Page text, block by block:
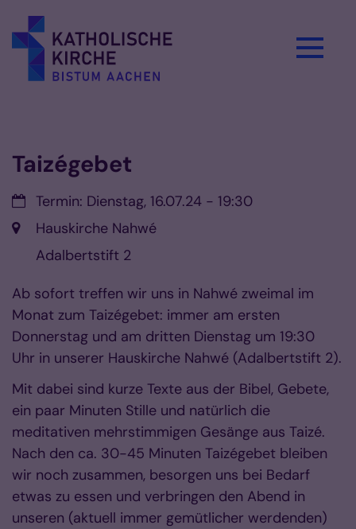
Taizégebet
Datum:Termin: Dienstag, 16.07.24 - 19:30
Ort: Hauskirche Nahwé
Adalbertstift 2
Ab sofort treffen wir uns in Nahwé zweimal im
Monat zum Taizégebet: immer am ersten
Donnerstag und am dritten Dienstag um 19:30
Uhr in unserer Hauskirche Nahwé (Adalbertstift 2).
Mit dabei sind kurze Texte aus der Bibel, Gebete,
ein paar Minuten Stille und natürlich die
meditativen mehrstimmigen Gesänge aus Taizé.
Nach den ca. 30-45 Minuten Taizégebet bleiben
wir noch zusammen, besorgen uns bei Bedarf
etwas zu essen und verbringen den Abend in
unseren (aktuell immer gemütlicher werdenden)